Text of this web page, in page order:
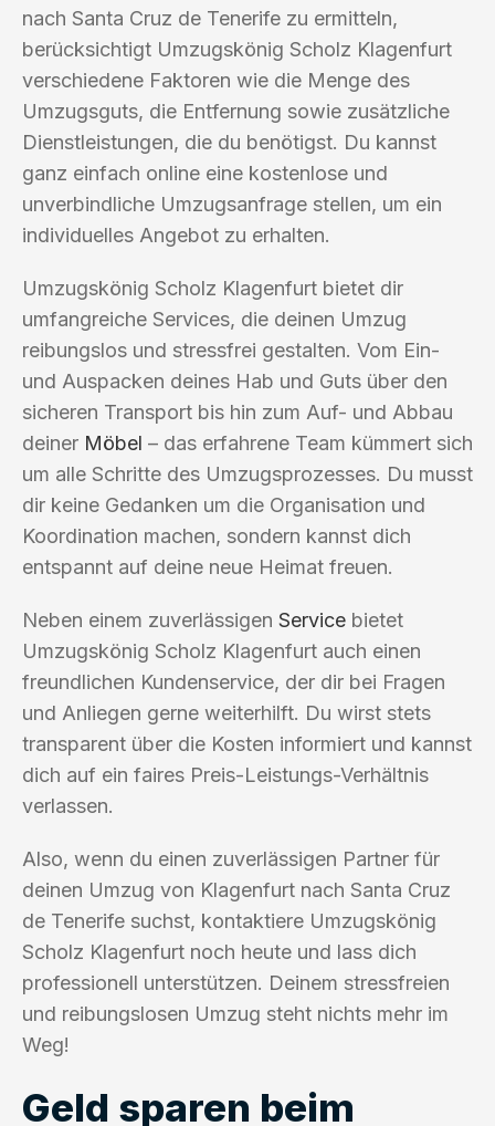
nach Santa Cruz de Tenerife zu ermitteln,
berücksichtigt Umzugskönig Scholz Klagenfurt
verschiedene Faktoren wie die Menge des
Umzugsguts, die Entfernung sowie zusätzliche
Dienstleistungen, die du benötigst. Du kannst
ganz einfach online eine kostenlose und
unverbindliche Umzugsanfrage stellen, um ein
individuelles Angebot zu erhalten.
Umzugskönig Scholz Klagenfurt bietet dir
umfangreiche Services, die deinen Umzug
reibungslos und stressfrei gestalten. Vom Ein-
und Auspacken deines Hab und Guts über den
sicheren Transport bis hin zum Auf- und Abbau
deiner Möbel – das erfahrene Team kümmert sich
um alle Schritte des Umzugsprozesses. Du musst
dir keine Gedanken um die Organisation und
Koordination machen, sondern kannst dich
entspannt auf deine neue Heimat freuen.
Neben einem zuverlässigen Service bietet
Umzugskönig Scholz Klagenfurt auch einen
freundlichen Kundenservice, der dir bei Fragen
und Anliegen gerne weiterhilft. Du wirst stets
transparent über die Kosten informiert und kannst
dich auf ein faires Preis-Leistungs-Verhältnis
verlassen.
Also, wenn du einen zuverlässigen Partner für
deinen Umzug von Klagenfurt nach Santa Cruz
de Tenerife suchst, kontaktiere Umzugskönig
Scholz Klagenfurt noch heute und lass dich
professionell unterstützen. Deinem stressfreien
und reibungslosen Umzug steht nichts mehr im
Weg!
Geld sparen beim